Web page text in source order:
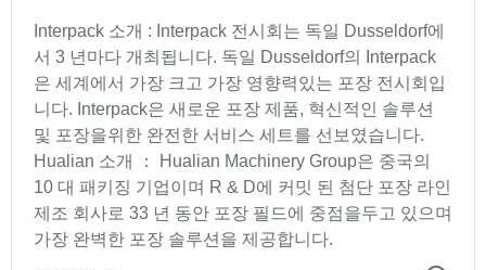
Interpack 소개 : Interpack 전시회는 독일 Dusseldorf에
서 3 년마다 개최됩니다. 독일 Dusseldorf의 Interpack
은 세계에서 가장 크고 가장 영향력있는 포장 전시회입
니다. Interpack은 새로운 포장 제품, 혁신적인 솔루션
및 포장을위한 완전한 서비스 세트를 선보였습니다.
Hualian 소개 ： Hualian Machinery Group은 중국의
10 대 패키징 기업이며 R & D에 커밋 된 첨단 포장 라인
제조 회사로 33 년 동안 포장 필드에 중점을두고 있으며
가장 완벽한 포장 솔루션을 제공합니다.